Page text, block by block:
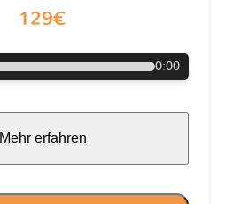
129€
0:00
Mehr erfahren